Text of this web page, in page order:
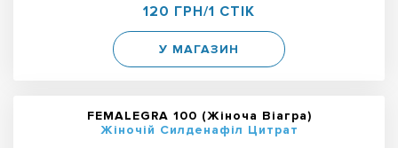
120 ГРН/1 СТІК
У МАГАЗИН
FEMALEGRA 100 (Жіноча Віагра)
Жіночій Силденафіл Цитрат